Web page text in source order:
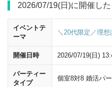
桜橋口改札を出て、右に曲がってく
2026/07/19(日)に開催した
イベントテ
ーマ
＼20代限定／理
開催日時 2026/07/19(日)
パーティー
タイプ
個室8対8 婚活パ